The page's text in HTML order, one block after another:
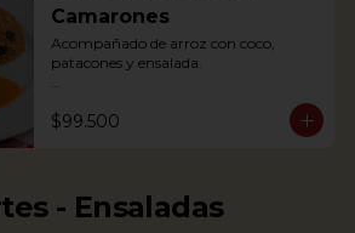
Camarones
Acompañado de arroz con coco,
patacones y ensalada.
Nota: la salsa de este plato cambió a la
de la foto, de tener crema de leche a
Salmon in shrimp sauce accompanied
$99.500
- Ensaladas